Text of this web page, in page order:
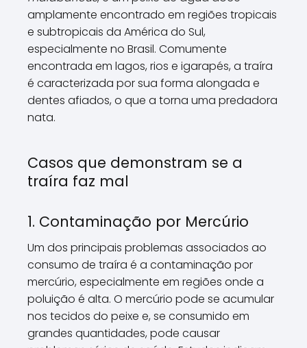
amplamente encontrado em regiões tropicais
e subtropicais da América do Sul,
especialmente no Brasil. Comumente
encontrada em lagos, rios e igarapés, a traíra
é caracterizada por sua forma alongada e
dentes afiados, o que a torna uma predadora
nata.
Casos que demonstram se a
traíra faz mal
1. Contaminação por Mercúrio
Um dos principais problemas associados ao
consumo de traíra é a contaminação por
mercúrio, especialmente em regiões onde a
poluição é alta. O mercúrio pode se acumular
nos tecidos do peixe e, se consumido em
grandes quantidades, pode causar